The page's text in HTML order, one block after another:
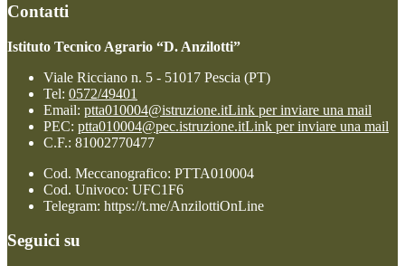
Contatti
Istituto Tecnico Agrario “D. Anzilotti”
Viale Ricciano n. 5 - 51017 Pescia (PT)
Tel: 0572/49401
Email: ptta010004@istruzione.itLink per inviare una mail
PEC: ptta010004@pec.istruzione.itLink per inviare una mail
C.F.: 81002770477
Cod. Meccanografico: PTTA010004
Cod. Univoco: UFC1F6
Telegram: https://t.me/AnzilottiOnLine
Seguici su